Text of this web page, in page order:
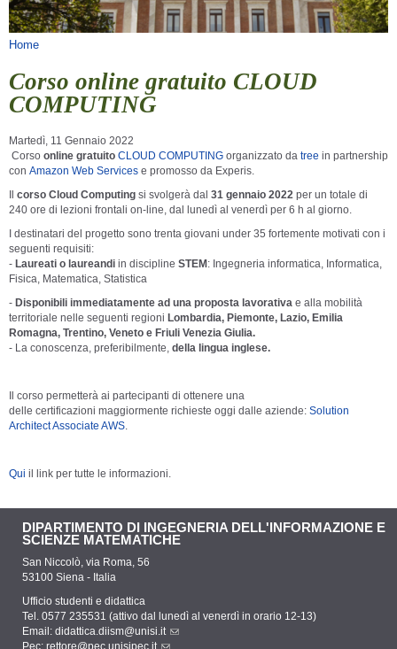
SERVIZI
Tu sei qui
Home
Corso online gratuito CLOUD
COMPUTING
Martedì, 11 Gennaio 2022
Corso online gratuito CLOUD COMPUTING organizzato da tree in partnership
con Amazon Web Services e promosso da Experis.
Il corso Cloud Computing si svolgerà dal 31 gennaio 2022 per un totale di
240 ore di lezioni frontali on-line, dal lunedì al venerdì per 6 h al giorno.
I destinatari del progetto sono trenta giovani under 35 fortemente motivati con i
seguenti requisiti:
- Laureati o laureandi in discipline STEM: Ingegneria informatica, Informatica,
Fisica, Matematica, Statistica
- Disponibili immediatamente ad una proposta lavorativa e alla mobilità
territoriale nelle seguenti regioni Lombardia, Piemonte, Lazio, Emilia
Romagna, Trentino, Veneto e Friuli Venezia Giulia.
- La conoscenza, preferibilmente, della lingua inglese.
Il corso permetterà ai partecipanti di ottenere una
delle certificazioni maggiormente richieste oggi dalle aziende: Solution
Architect Associate AWS
Qui il link per tutte le informazioni.
DIPARTIMENTO DI INGEGNERIA DELL'INFORMAZIONE E
SCIENZE MATEMATICHE
San Niccolò, via Roma, 56
53100 Siena - Italia
Ufficio studenti e didattica
Tel. 0577 235531 (attivo dal lunedì al venerdì in orario 12-13)
Email: didattica.diism@unisi.it
Pec: rettore@pec.unisipec.it